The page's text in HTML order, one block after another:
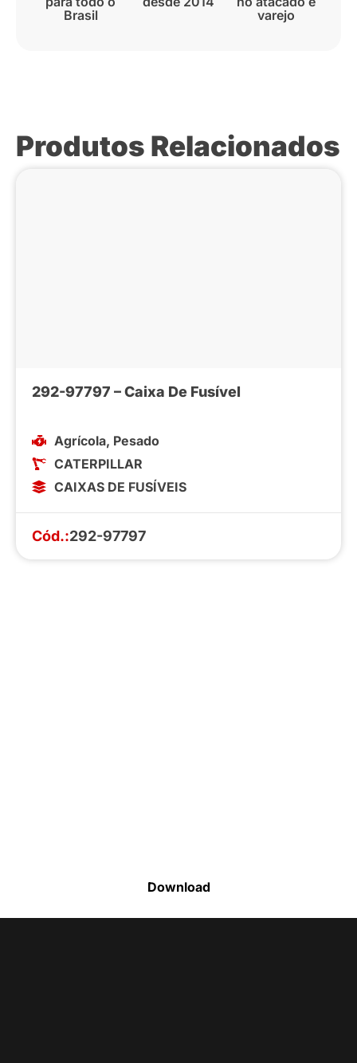
Brasil
varejo
Produtos Relacionados
292-97797 – Caixa De Fusível
Agrícola, Pesado
CATERPILLAR
CAIXAS DE FUSÍVEIS
Cód.:292-97797
Download